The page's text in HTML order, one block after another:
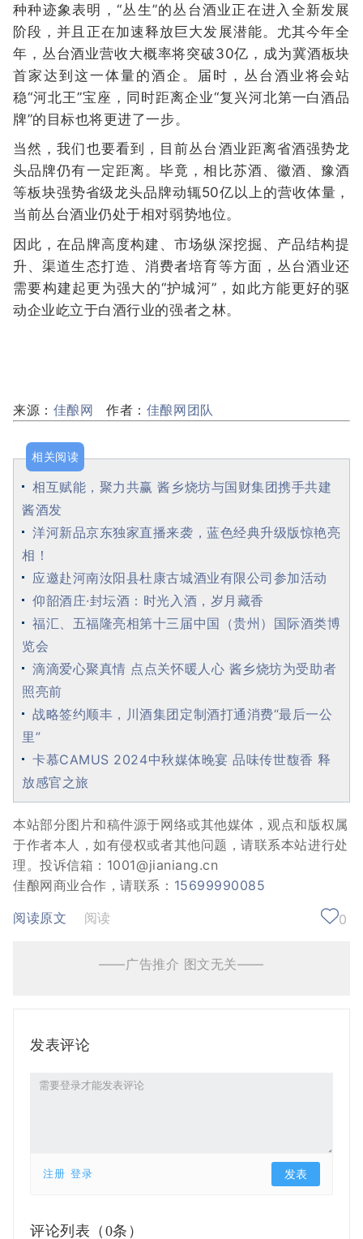
种种迹象表明，“丛生”的丛台酒业正在进入全新发展
阶段，并且正在加速释放巨大发展潜能。尤其今年全
年，丛台酒业营收大概率将突破30亿，成为冀酒板块
首家达到这一体量的酒企。届时，丛台酒业将会站
稳“河北王”宝座，同时距离企业“复兴河北第一白酒品
牌”的目标也将更进了一步。
当然，我们也要看到，目前丛台酒业距离省酒强势龙
头品牌仍有一定距离。毕竟，相比苏酒、徽酒、豫酒
等板块强势省级龙头品牌动辄50亿以上的营收体量，
当前丛台酒业仍处于相对弱势地位。
因此，在品牌高度构建、市场纵深挖掘、产品结构提
升、渠道生态打造、消费者培育等方面，丛台酒业还
需要构建起更为强大的“护城河”，如此方能更好的驱
动企业屹立于白酒行业的强者之林。
来源： 佳酿网 作者： 佳酿网团队
相关阅读
相互赋能，聚力共赢 酱乡烧坊与国财集团携手共建
酱酒发
洋河新品京东独家直播来袭，蓝色经典升级版惊艳亮
相！
应邀赴河南汝阳县杜康古城酒业有限公司参加活动
仰韶酒庄·封坛酒：时光入酒，岁月藏香
福汇、五福隆亮相第十三届中国（贵州）国际酒类博
览会
滴滴爱心聚真情 点点关怀暖人心 酱乡烧坊为受助者
照亮前
战略签约顺丰，川酒集团定制酒打通消费“最后一公
里”
卡慕CAMUS 2024中秋媒体晚宴 品味传世馥香 释
放感官之旅
本站部分图片和稿件源于网络或其他媒体，观点和版权属
于作者本人，如有侵权或者其他问题，请联系本站进行处
理。投诉信箱：1001@jianiang.cn
佳酿网商业合作，请联系： 15699990085
阅读原文
阅读 0
——广告推介 图文无关——
发表评论
注册 登录
评论列表（ 0条）